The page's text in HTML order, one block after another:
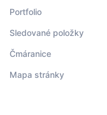
Portfolio
Sledované položky
Čmáranice
Mapa stránky